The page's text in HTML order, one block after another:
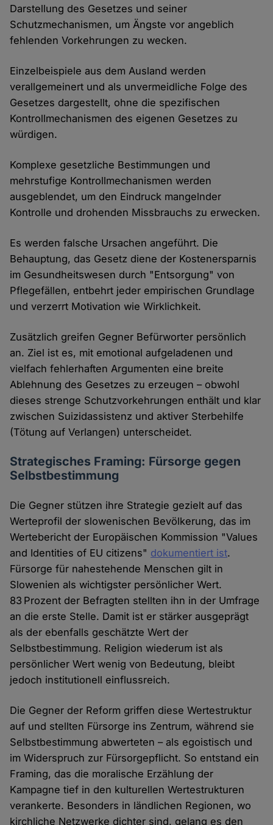
Darstellung des Gesetzes und seiner
Schutzmechanismen, um Ängste vor angeblich
fehlenden Vorkehrungen zu wecken.
Einzelbeispiele aus dem Ausland werden
verallgemeinert und als unvermeidliche Folge des
Gesetzes dargestellt, ohne die spezifischen
Kontrollmechanismen des eigenen Gesetzes zu
würdigen.
Komplexe gesetzliche Bestimmungen und
mehrstufige Kontrollmechanismen werden
ausgeblendet, um den Eindruck mangelnder
Kontrolle und drohenden Missbrauchs zu erwecken.
Es werden falsche Ursachen angeführt. Die
Behauptung, das Gesetz diene der Kostenersparnis
im Gesundheitswesen durch "Entsorgung" von
Pflegefällen, entbehrt jeder empirischen Grundlage
und verzerrt Motivation wie Wirklichkeit.
Zusätzlich greifen Gegner Befürworter persönlich
an. Ziel ist es, mit emotional aufgeladenen und
vielfach fehlerhaften Argumenten eine breite
Ablehnung des Gesetzes zu erzeugen – obwohl
dieses strenge Schutzvorkehrungen enthält und klar
zwischen Suizidassistenz und aktiver Sterbehilfe
(Tötung auf Verlangen) unterscheidet.
Strategisches Framing: Fürsorge gegen
Selbstbestimmung
Die Gegner stützen ihre Strategie gezielt auf das
Werteprofil der slowenischen Bevölkerung, das im
Wertebericht der Europäischen Kommission "Values
and Identities of EU citizens" dokumentiert ist.
Fürsorge für nahestehende Menschen gilt in
Slowenien als wichtigster persönlicher Wert.
83 Prozent der Befragten stellten ihn in der Umfrage
an die erste Stelle. Damit ist er stärker ausgeprägt
als der ebenfalls geschätzte Wert der
Selbstbestimmung. Religion wiederum ist als
persönlicher Wert wenig von Bedeutung, bleibt
jedoch institutionell einflussreich.
Die Gegner der Reform griffen diese Wertestruktur
auf und stellten Fürsorge ins Zentrum, während sie
Selbstbestimmung abwerteten – als egoistisch und
im Widerspruch zur Fürsorgepflicht. So entstand ein
Framing, das die moralische Erzählung der
Kampagne tief in den kulturellen Wertestrukturen
verankerte. Besonders in ländlichen Regionen, wo
kirchliche Netzwerke dichter sind, gelang es den